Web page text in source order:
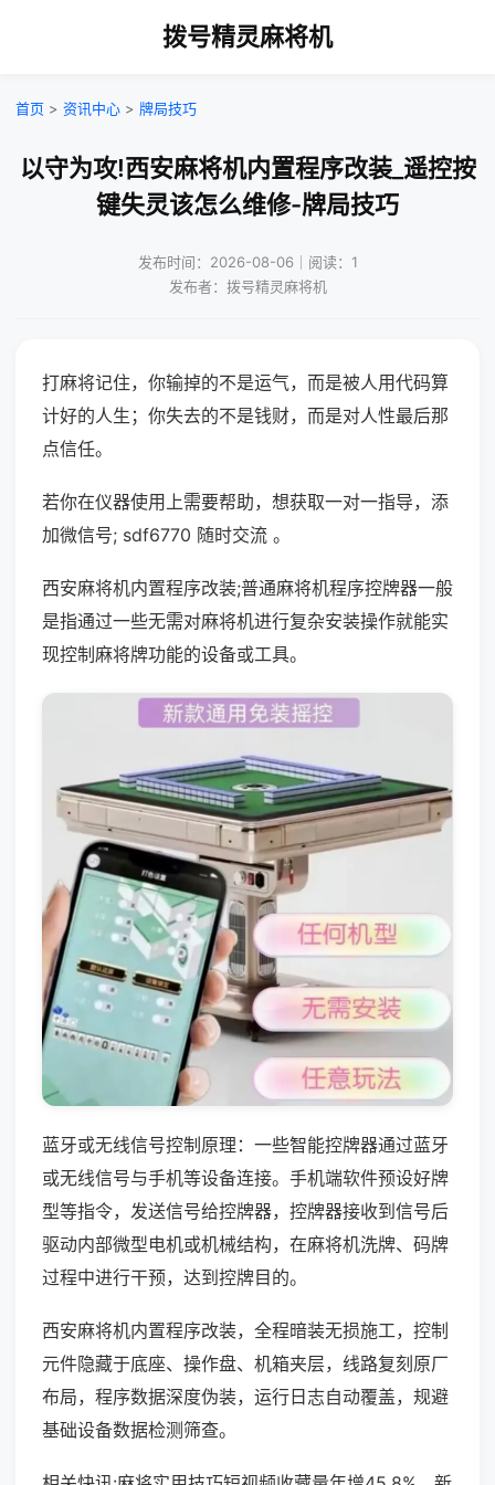
拨号精灵麻将机
首页 > 资讯中心 > 牌局技巧
以守为攻!西安麻将机内置程序改装_遥控按
键失灵该怎么维修-牌局技巧
发布时间：2026-08-06｜阅读：1
发布者：拨号精灵麻将机
打麻将记住，你输掉的不是运气，而是被人用代码算
计好的人生；你失去的不是钱财，而是对人性最后那
点信任。
若你在仪器使用上需要帮助，想获取一对一指导，添
加微信号; sdf6770 随时交流 。
西安麻将机内置程序改装;普通麻将机程序控牌器一般
是指通过一些无需对麻将机进行复杂安装操作就能实
现控制麻将牌功能的设备或工具。
蓝牙或无线信号控制原理：一些智能控牌器通过蓝牙
或无线信号与手机等设备连接。手机端软件预设好牌
型等指令，发送信号给控牌器，控牌器接收到信号后
驱动内部微型电机或机械结构，在麻将机洗牌、码牌
过程中进行干预，达到控牌目的。
西安麻将机内置程序改装，全程暗装无损施工，控制
元件隐藏于底座、操作盘、机箱夹层，线路复刻原厂
布局，程序数据深度伪装，运行日志自动覆盖，规避
基础设备数据检测筛查。